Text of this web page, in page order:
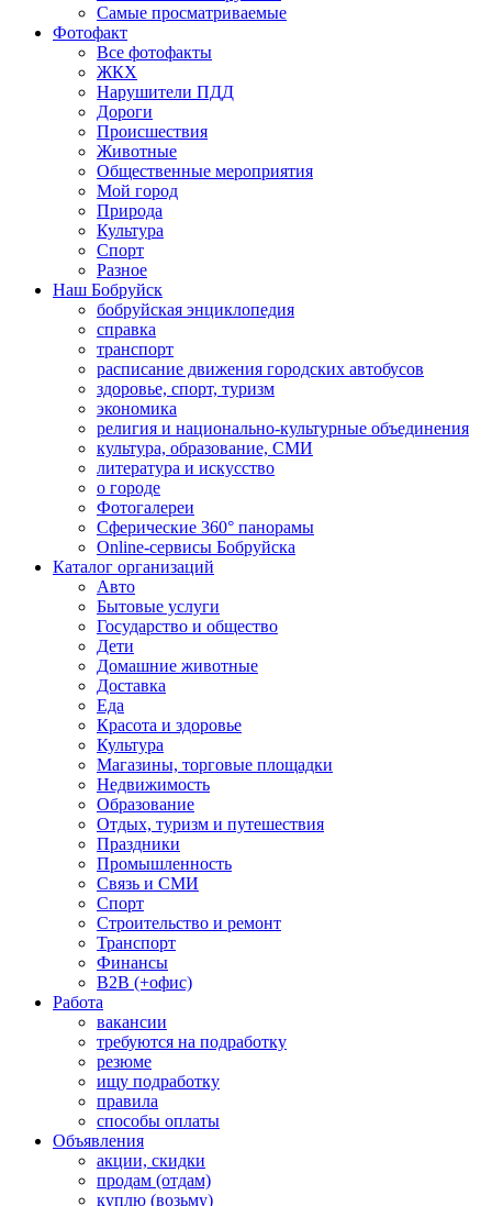
Самые просматриваемые
Фотофакт
Все фотофакты
ЖКХ
Нарушители ПДД
Дороги
Происшествия
Животные
Общественные мероприятия
Мой город
Природа
Культура
Спорт
Разное
Наш Бобруйск
бобруйская энциклопедия
справка
транспорт
расписание движения городских автобусов
здоровье, спорт, туризм
экономика
религия и национально-культурные объединения
культура, образование, СМИ
литература и искусство
о городе
Фотогалереи
Сферические 360° панорамы
Online-сервисы Бобруйска
Каталог организаций
Авто
Бытовые услуги
Государство и общество
Дети
Домашние животные
Доставка
Еда
Красота и здоровье
Культура
Магазины, торговые площадки
Недвижимость
Образование
Отдых, туризм и путешествия
Праздники
Промышленность
Связь и СМИ
Спорт
Строительство и ремонт
Транспорт
Финансы
B2B (+офис)
Работа
вакансии
требуются на подработку
резюме
ищу подработку
правила
способы оплаты
Объявления
акции, скидки
продам (отдам)
куплю (возьму)